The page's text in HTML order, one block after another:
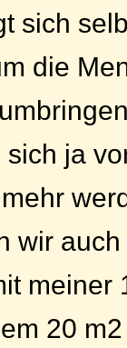
sich
die
ja
wir
meiner
20